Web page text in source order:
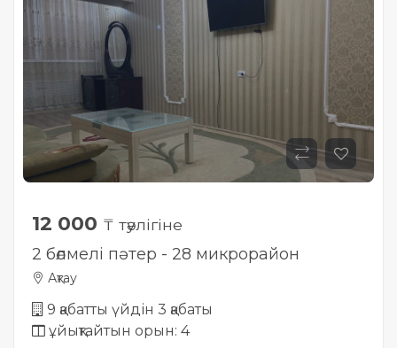
Жылжымайтын мүлік
объектісінің орналасқан
жері дұрыс анықталмай ма?
12 000 ₸ тәулігіне
2 бөлмелі пәтер - 28 микрорайон
Ақтау
9 қабатты үйдін 3 қабаты
ұйықтайтын орын: 4